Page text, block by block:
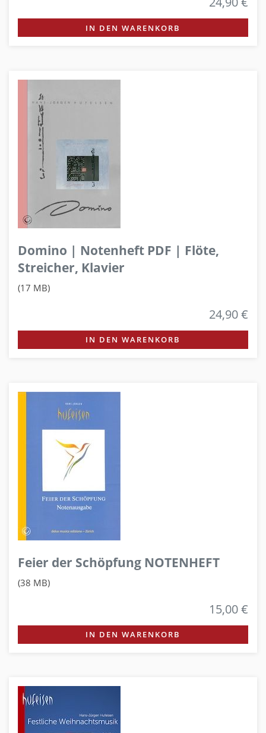
IN DEN WARENKORB
Domino | Notenheft PDF | Flöte,
Streicher, Klavier
(17 MB)
24,90 €
IN DEN WARENKORB
Feier der Schöpfung NOTENHEFT
(38 MB)
15,00 €
IN DEN WARENKORB